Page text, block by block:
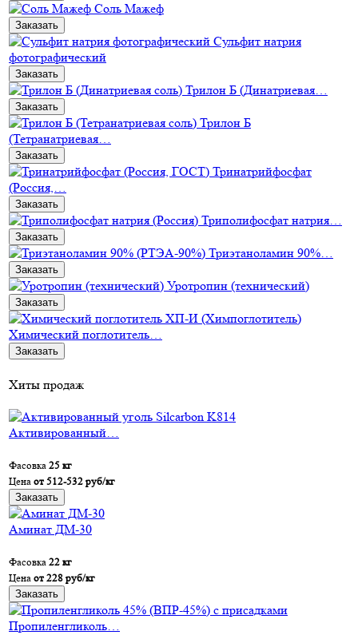
Соль Мажеф
Заказать
Сульфит натрия
фотографический
Заказать
Трилон Б (Динатриевая…
Заказать
Трилон Б
(Тетранатриевая…
Заказать
Тринатрийфосфат
(Россия,…
Заказать
Триполифосфат натрия…
Заказать
Триэтаноламин 90%…
Заказать
Уротропин (технический)
Заказать
Химический поглотитель…
Заказать
Хиты продаж
Активированный…
Фасовка 25 кг
Цена от 512-532 руб/кг
Заказать
Аминат ДМ-30
Фасовка 22 кг
Цена от 228 руб/кг
Заказать
Пропиленгликоль…